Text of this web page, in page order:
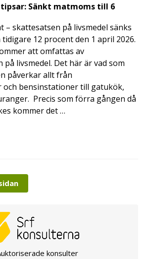
Sänkt matmoms till 6
– skattesatsen på livsmedel sänks
12 procent den 1 april 2026.
att omfattas av
på livsmedel. Det här är vad som
påverkar allt från
och bensinstationer till gatukök,
Precis som förra gången då
kommer det …
konsulter